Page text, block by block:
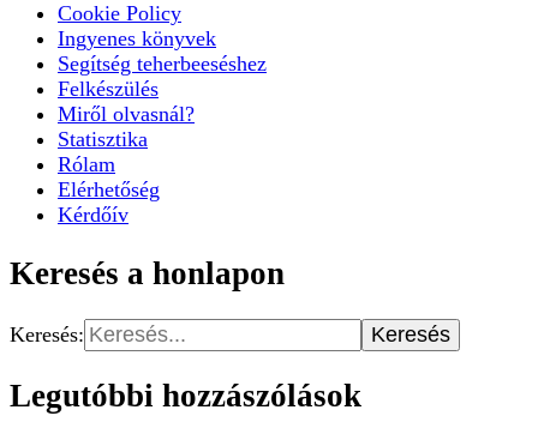
Cookie Policy
Ingyenes könyvek
Segítség teherbeeséshez
Felkészülés
Miről olvasnál?
Statisztika
Rólam
Elérhetőség
Kérdőív
Keresés a honlapon
Keresés:
Legutóbbi hozzászólások